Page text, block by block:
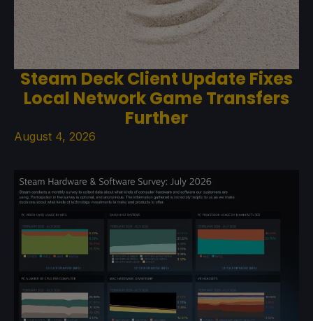
Steam Deck Client Update Fixes
Local Network Game Transfers
Further
August 4, 2026